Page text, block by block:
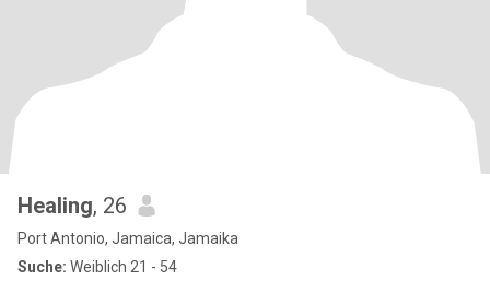
Healing, 26
Port Antonio, Jamaica, Jamaika
Suche: Weiblich 21 - 54